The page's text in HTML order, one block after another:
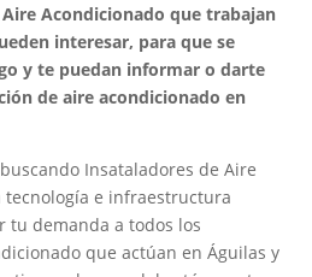
Acondicionado que trabajan
interesar, para que se
y te puedan informar o darte
de aire acondicionado en
Insataladores de Aire
tecnología e infraestructura
tu demanda a todos los
que actúan en Águilas y